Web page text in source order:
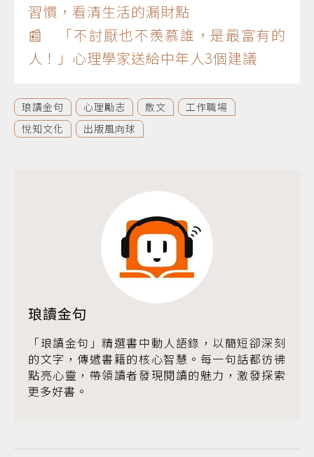
習慣，看清生活的漏財點
📰 「不討厭也不羨慕誰，是最富有的
人！」心理學家送給中年人3個建議
琅讀金句 心理勵志 散文
工作職場
悅知文化
出版風向球
琅讀金句
「琅讀金句」精選書中動人語錄，以簡短卻深刻
的文字，傳遞書籍的核心智慧。每一句話都彷彿
點亮心靈，帶領讀者發現閱讀的魅力，激發探索
更多好書。